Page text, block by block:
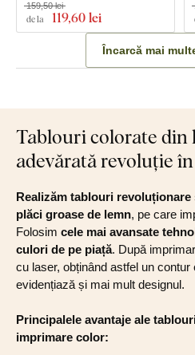
de la 119,60 lei
159,50 lei
Încarcă mai
Tablouri colorate din
adevărată revoluție
Realizăm tablouri
plăci groase de lemn, pe care
Folosim cele mai avansate
culori de pe piață. După
cu laser, obținând astfel un
evidențiază și mai mult designul.
Principalele avantaje ale
imprimare color: